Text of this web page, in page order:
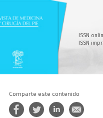
ISSN
ISSN
Comparte este contenido